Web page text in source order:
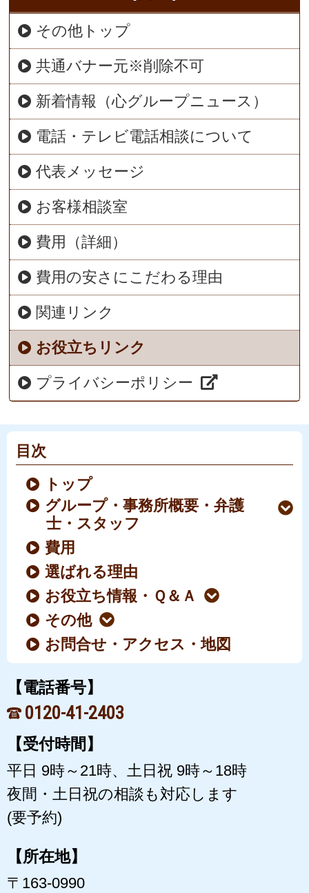
その他トップ
共通バナー元※削除不可
新着情報（心グループニュース）
電話・テレビ電話相談について
代表メッセージ
お客様相談室
費用（詳細）
費用の安さにこだわる理由
関連リンク
お役立ちリンク
プライバシーポリシー
目次
トップ
グループ・事務所概要・弁護
士・スタッフ
費用
選ばれる理由
お役立ち情報・Ｑ＆Ａ
その他
お問合せ・アクセス・地図
【電話番号】
0120-41-2403
【受付時間】
平日 9時～21時、土日祝 9時～18時
夜間・土日祝の相談も対応します
(要予約)
【所在地】
〒163-0990